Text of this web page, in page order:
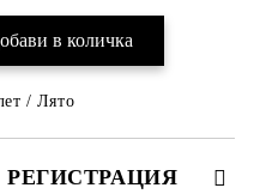
/ Лято
РЕГИСТРАЦИЯ